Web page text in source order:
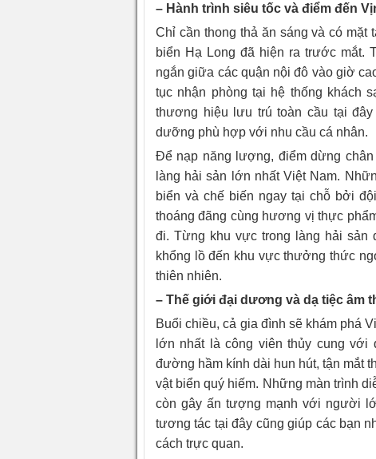
– Hành trình siêu tốc và điểm đến
Chỉ cần thong thả ăn sáng và có mặt
biển Hạ Long đã hiện ra trước
ngắn giữa các quận nội đô vào giờ
tục nhận phòng tại hệ thống khách
thương hiệu lưu trú toàn cầu tại
dưỡng phù hợp với nhu cầu cá nhân.
Để nạp năng lượng, điểm dừng
làng hải sản lớn nhất Việt Nam.
biển và chế biến ngay tại chỗ bởi
thoáng đãng cùng hương vị thực
đi. Từng khu vực trong làng hải
khổng lồ đến khu vực thưởng thức
thiên nhiên.
– Thế giới đại dương và dạ tiệc âm
Buổi chiều, cả gia đình sẽ khám phá
lớn nhất là công viên thủy cung với
đường hầm kính dài hun hút, tận mắt
vật biển quý hiếm. Những màn trình
còn gây ấn tượng mạnh với người
tương tác tại đây cũng giúp các bạn
cách trực quan.